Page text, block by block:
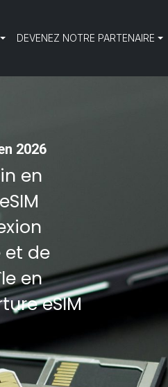
DEVENEZ NOTRE PARTENAIRE
2026
en
et de
en
eSIM